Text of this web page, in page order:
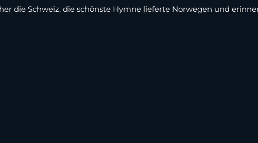
die Schweiz, die schönste Hymne lieferte Norwegen und